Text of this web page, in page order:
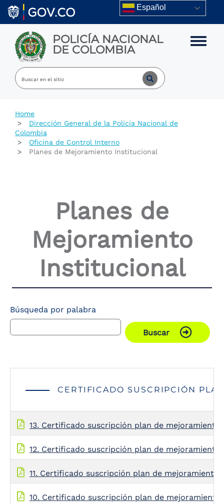
Skip to main content Español
POLICÍA NACIONAL
DE COLOMBIA Toggle
Home
Dirección General de la Policía Nacional de
Colombia
Oficina de Control Interno
Planes de Mejoramiento Institucional
Planes de
Mejoramiento
Institucional
Búsqueda por palabra
Buscar
CERTIFICADO SUSCRIPCIÓN
13. Certificado suscripción plan de mejoramiento
12. Certificado suscripción plan de mejoramiento
11. Certificado suscripción plan de mejoramiento
10. Certificado suscripción plan de